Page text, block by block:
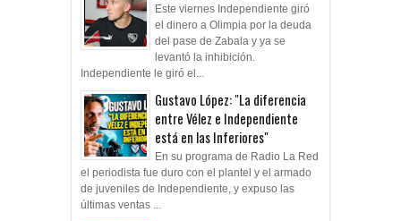
Este viernes Independiente giró
el dinero a Olimpia por la deuda
del pase de Zabala y ya se
levantó la inhibición.
Independiente le giró el...
Gustavo López: "La diferencia
entre Vélez e Independiente
está en las Inferiores"
En su programa de Radio La Red
el periodista fue duro con el plantel y el armado
de juveniles de Independiente, y expuso las
últimas ventas ...